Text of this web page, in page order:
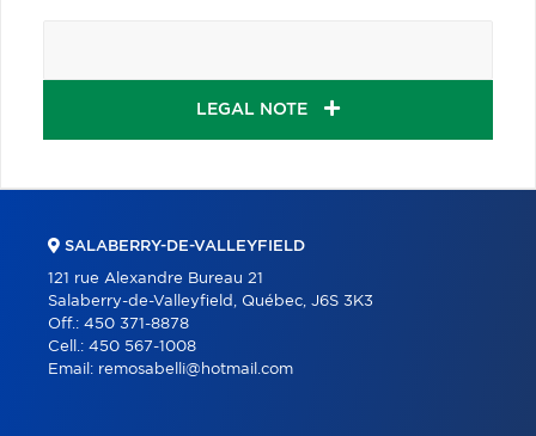
LEGAL NOTE
SALABERRY-DE-VALLEYFIELD
121 rue Alexandre Bureau 21
Salaberry-de-Valleyfield, Québec, J6S 3K3
Off.: 450 371-8878
Cell.: 450 567-1008
Email: remosabelli@hotmail.com